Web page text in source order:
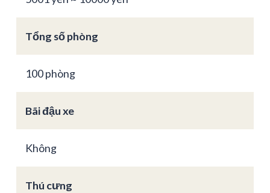
Tổng số phòng
100 phòng
Bãi đậu xe
Không
Thú cưng